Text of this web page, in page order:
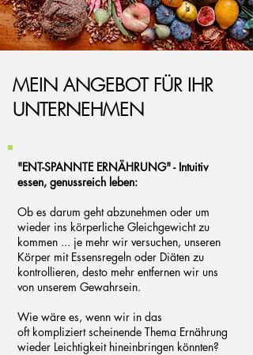
MEIN ANGEBOT FÜR IHR
UNTERNEHMEN
"ENT-SPANNTE ERNÄHRUNG" - Intuitiv
essen, genussreich leben:
Ob es darum geht abzunehmen oder um
wieder ins körperliche Gleichgewicht zu
kommen ... je mehr wir versuchen, unseren
Körper mit Essensregeln oder Diäten zu
kontrollieren, desto mehr entfernen wir uns
von unserem Gewahrsein.
Wie wäre es, wenn wir in das
oft kompliziert scheinende Thema Ernährung
wieder Leichtigkeit hineinbringen könnten?